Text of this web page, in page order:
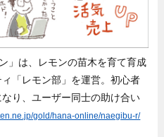
」は、レモンの苗木を育て育成
「レモン部」を運営。初心者
り、ユーザー同士の助け合い
gold/hana-online/naegibu-r/